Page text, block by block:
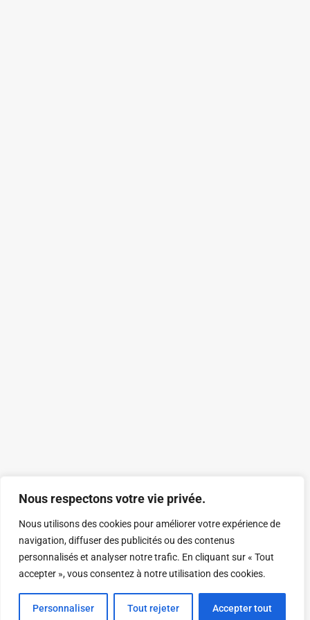
Nous respectons votre vie privée.
Nous utilisons des cookies pour améliorer votre expérience de
navigation, diffuser des publicités ou des contenus
personnalisés et analyser notre trafic. En cliquant sur « Tout
accepter », vous consentez à notre utilisation des cookies.
Personnaliser Tout rejeter Accepter tout